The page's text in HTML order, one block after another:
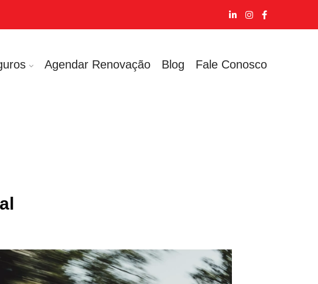
Agendar Renovação Blog Fale Conosco